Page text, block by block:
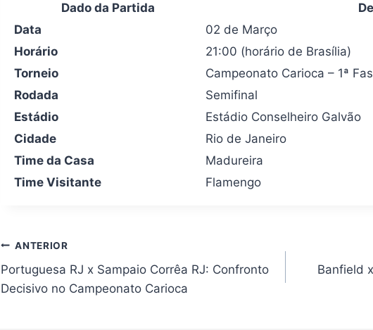
Dado da Partida
Data
02 de Março
Horário
21:00 (horário de Brasília)
Torneio
Campeonato Carioca – 1ª
Rodada
Semifinal
Estádio
Estádio Conselheiro Galvão
Cidade
Rio de Janeiro
Time da Casa
Madureira
Time Visitante
Flamengo
Navegação
de
Post
ANTERIOR
Portuguesa RJ x Sampaio Corrêa RJ: Confronto
Decisivo no Campeonato Carioca
Banfield